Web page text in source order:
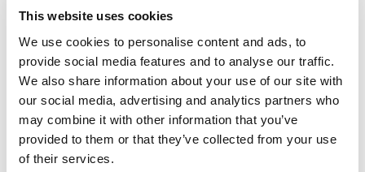
This website uses cookies
We use cookies to personalise content and ads, to
provide social media features and to analyse our traffic.
We also share information about your use of our site with
our social media, advertising and analytics partners who
may combine it with other information that you’ve
provided to them or that they’ve collected from your use
of their services.
Grålakkert Rødlakkert Sink/magnesium Svartlakkert
Teglsteinsrød